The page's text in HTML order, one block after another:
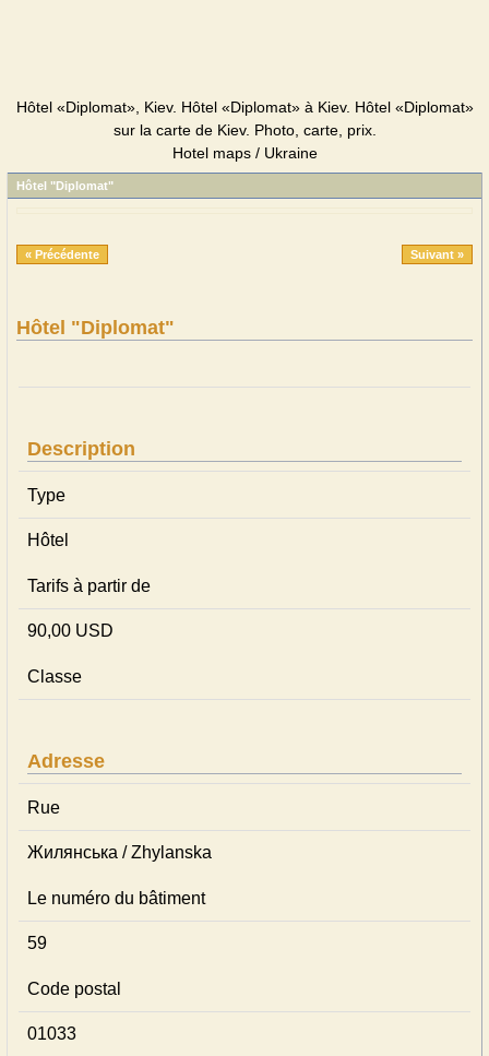
Hôtel «Diplomat», Kiev. Hôtel «Diplomat» à Kiev. Hôtel «Diplomat»
sur la carte de Kiev. Photo, carte, prix.
Hotel maps / Ukraine
Hôtel "Diplomat"
« Précédente Suivant »
Hôtel "Diplomat"
Description
Type
Hôtel
Tarifs à partir de
90,00 USD
Classe
Adresse
Rue
Жилянська / Zhylanska
Le numéro du bâtiment
59
Code postal
01033